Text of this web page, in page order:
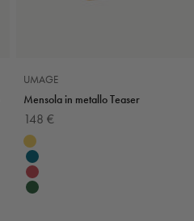
UMAGE
Mensola in metallo Teaser
Prezzo scontato
148 €
Colore
Giallo
Petrolio
Rosso rubino
Verde bosco